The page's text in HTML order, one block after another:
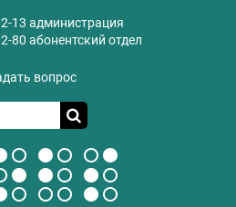
13 администрация
80 абонентский отдел
вопрос